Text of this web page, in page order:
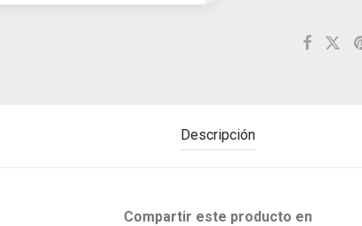
Descripción
Compartir este producto en